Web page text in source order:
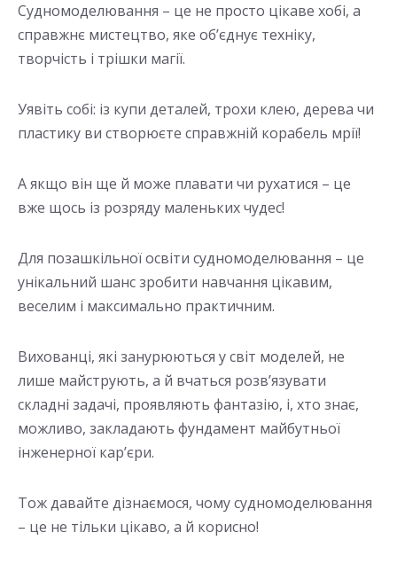
Судномоделювання – це не просто цікаве хобі, а
справжнє мистецтво, яке об’єднує техніку,
творчість і трішки магії.
Уявіть собі: із купи деталей, трохи клею, дерева чи
пластику ви створюєте справжній корабель мрії!
А якщо він ще й може плавати чи рухатися – це
вже щось із розряду маленьких чудес!
Для позашкільної освіти судномоделювання – це
унікальний шанс зробити навчання цікавим,
веселим і максимально практичним.
Вихованці, які занурюються у світ моделей, не
лише майструють, а й вчаться розв’язувати
складні задачі, проявляють фантазію, і, хто знає,
можливо, закладають фундамент майбутньої
інженерної кар’єри.
Тож давайте дізнаємося, чому судномоделювання
– це не тільки цікаво, а й корисно!